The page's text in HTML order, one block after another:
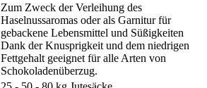
Zum Zweck der Verleihung des
Haselnussaromas oder als Garnitur für
gebackene Lebensmittel und Süßigkeiten
Dank der Knusprigkeit und dem niedrigen
Fettgehalt geeignet für alle Arten von
Schokoladenüberzug.